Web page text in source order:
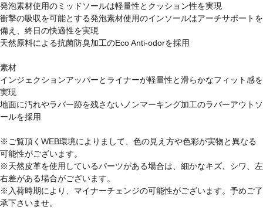
発泡素材使用のミッドソールは軽量性とクッション性を実現
衝撃の吸収を可能とする発泡素材使用のインソールはアーチサポートを
備え、終日の快適性を実現
天然原料による抗菌防臭加工のEco Anti-odorを採用
素材
インジェクションアッパーとライナーが軽量性と滑らかなフィット感を
実現
地面に汚れやラバー跡を残さないノンマーキング加工のラバーアウトソ
ールを採用
※ご覧頂くWEB環境によりまして、色の見え方や色彩が実物と異なる
可能性がございます。
※天然皮革を使用しているパーツがある場合は、細かなキズ、シワ、左
右差がある場合がございます。
※入荷時期により、マイナーチェンジの可能性がございます。予めご了
承下さいませ。